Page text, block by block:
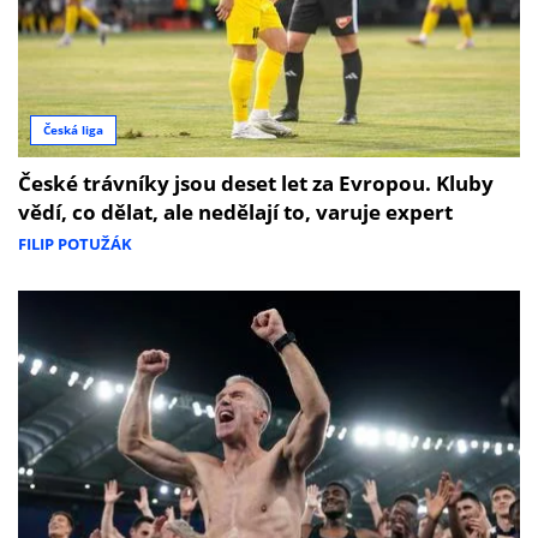
Česká liga
České trávníky jsou deset let za Evropou. Kluby
vědí, co dělat, ale nedělají to, varuje expert
FILIP POTUŽÁK